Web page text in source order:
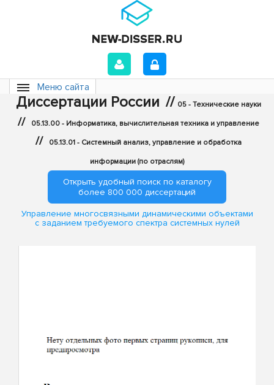
Меню сайта
Диссертации России // 05 - Технические науки
// 05.13.00 - Информатика, вычислительная техника и управление
// 05.13.01 - Системный анализ, управление и обработка
информации (по отраслям)
Открыть удобный поиск по каталогу
более 800 000 диссертаций
Управление многосвязными динамическими объектами
с заданием требуемого спектра системных нулей